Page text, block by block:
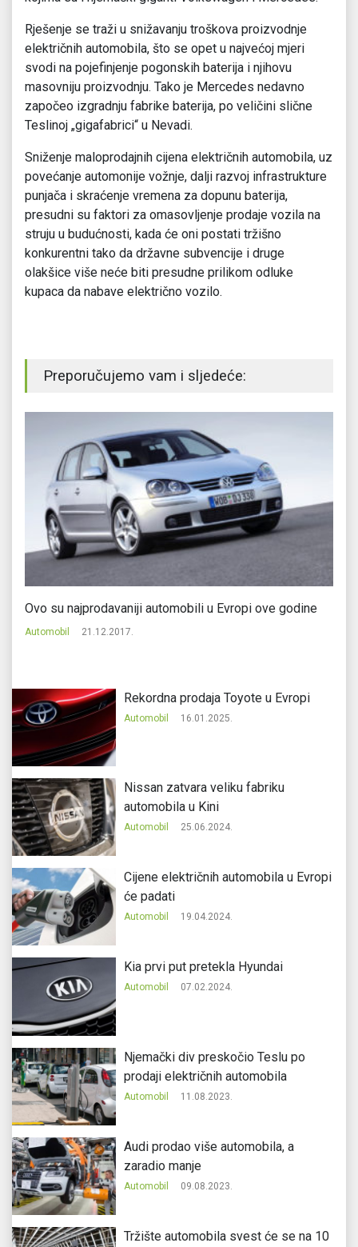
Rješenje se traži u snižavanju troškova proizvodnje
električnih automobila, što se opet u najvećoj mjeri
svodi na pojefinjenje pogonskih baterija i njihovu
masovniju proizvodnju. Tako je Mercedes nedavno
započeo izgradnju fabrike baterija, po veličini slične
Teslinoj „gigafabrici“ u Nevadi.
Sniženje maloprodajnih cijena električnih automobila, uz
povećanje automonije vožnje, dalji razvoj infrastrukture
punjača i skraćenje vremena za dopunu baterija,
presudni su faktori za omasovljenje prodaje vozila na
struju u budućnosti, kada će oni postati tržišno
konkurentni tako da državne subvencije i druge
olakšice više neće biti presudne prilikom odluke
kupaca da nabave električno vozilo.
Preporučujemo vam i sljedeće:
Ovo su najprodavaniji automobili u Evropi ove godine
Automobil 21.12.2017.
Rekordna prodaja Toyote u Evropi
Automobil 16.01.2025.
Nissan zatvara veliku fabriku
automobila u Kini
Automobil 25.06.2024.
Cijene električnih automobila u Evropi
će padati
Automobil 19.04.2024.
Kia prvi put pretekla Hyundai
Automobil 07.02.2024.
Njemački div preskočio Teslu po
prodaji električnih automobila
Automobil 11.08.2023.
Audi prodao više automobila, a
zaradio manje
Automobil 09.08.2023.
Tržište automobila svest će se na 10